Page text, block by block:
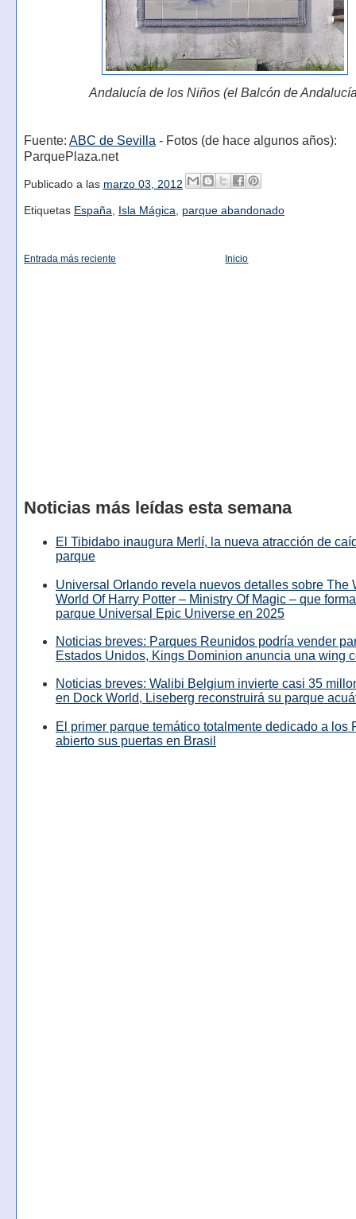
Andalucía de los Niños (el Balcón de
Fuente: ABC de Sevilla - Fotos (de hace algunos años):
ParquePlaza.net
Publicado a las marzo 03, 2012
Etiquetas España Isla Mágica parque abandonado
Entrada más reciente Inicio
Noticias más leídas esta semana
El Tibidabo inaugura Merlí, la nueva atracción de
parque
Universal Orlando revela nuevos detalles sobre The
World Of Harry Potter – Ministry Of Magic – que
parque Universal Epic Universe en 2025
Noticias breves: Parques Reunidos podría vender
Estados Unidos, Kings Dominion anuncia una wing
Noticias breves: Walibi Belgium invierte casi 35
en Dock World, Liseberg reconstruirá su parque
El primer parque temático totalmente dedicado a los
abierto sus puertas en Brasil